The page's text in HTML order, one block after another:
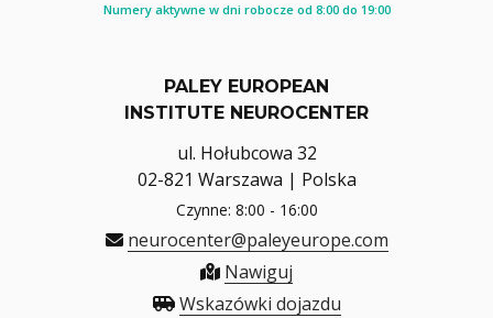
Numery aktywne w dni robocze od 8:00 do 19:00
PALEY EUROPEAN
INSTITUTE NEUROCENTER
ul. Hołubcowa 32
02-821 Warszawa | Polska
Czynne: 8:00 - 16:00
neurocenter@paleyeurope.com
Nawiguj
Wskazówki dojazdu